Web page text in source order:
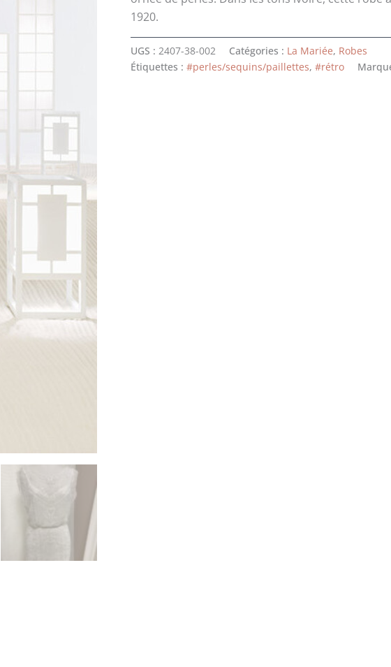
1920.
UGS : 2407-38-002 Catégories : La Mariée, Robes
Étiquettes : #perles/sequins/paillettes, #rétro